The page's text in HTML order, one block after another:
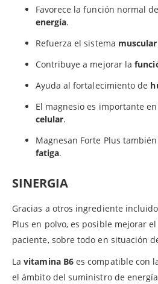
Favorece la función normal
energía.
Refuerza el sistema
Contribuye a mejorar la
Ayuda al fortalecimiento de
El magnesio es importante
celular.
Magnesan Forte Plus
fatiga.
SINERGIA
Gracias a otros ingrediente
Plus en polvo, es posible mejorar
paciente, sobre todo en situación
Lavitamina B6 es compatible con
el ámbito del suministro de